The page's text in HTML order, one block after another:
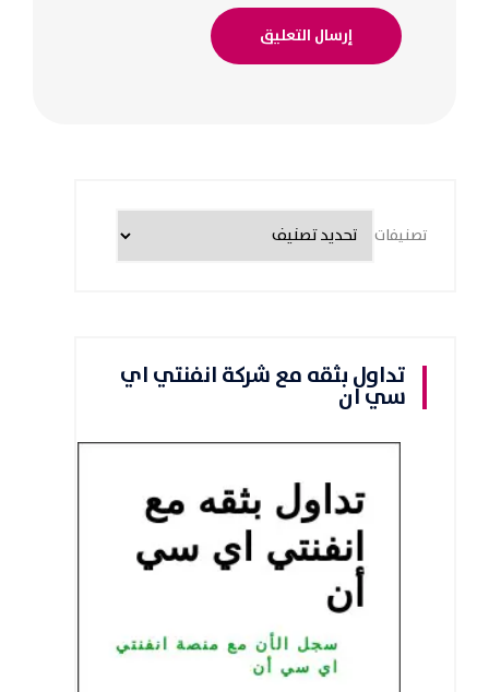
تصنيفات
تداول بثقه مع شركة انفنتي اي
سي ان